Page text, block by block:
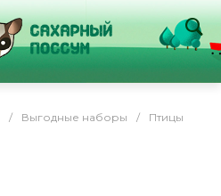
/ Выгодные наборы / Птицы